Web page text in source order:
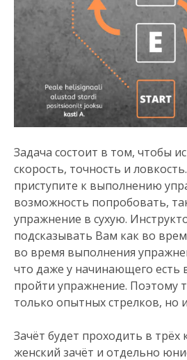
Задача состоит в том, чтобы
скорость, точность и
приступите к выполнению
возможность попробовать,
упражнение в сухую.
подсказывать Вам как во
во время выполнения
что даже у начинающего есть
пройти упражнение. Поэтому
только опытных стрелков, но
Зачёт будет проходить в трёх
женский зачёт и отдельно